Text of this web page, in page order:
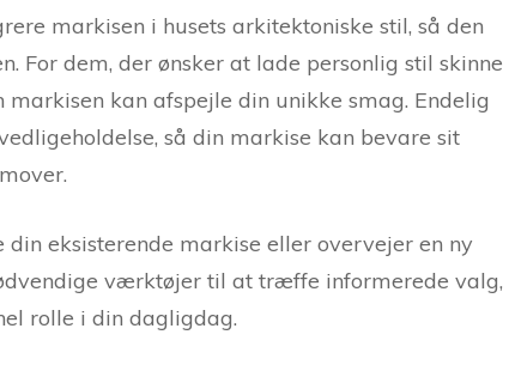
markisen i husets arkitektoniske stil, så den
For dem, der ønsker at lade personlig stil skinne
kan afspejle din unikke smag. Endelig
så din markise kan bevare sit
eksisterende markise eller overvejer en ny
værktøjer til at træffe informerede valg,
rolle i din dagligdag.